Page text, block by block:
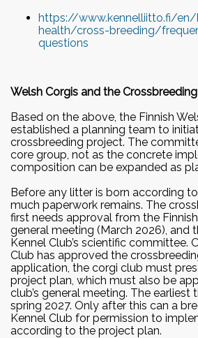
https://www.kennelliitto.fi/en/
health/cross-breeding/
questions
Welsh Corgis and the
Based on the above, the Finnish
established a planning team to
crossbreeding project. The
core group, not as the concrete
composition can be expanded as
Before any litter is born according
much paperwork remains. The
first needs approval from the Finnish
general meeting (March 2026), and
Kennel Club’s scientific committee.
Club has approved the
application, the corgi club must
project plan, which must also be
club’s general meeting. The earliest
spring 2027. Only after this can a
Kennel Club for permission to
according to the project plan.